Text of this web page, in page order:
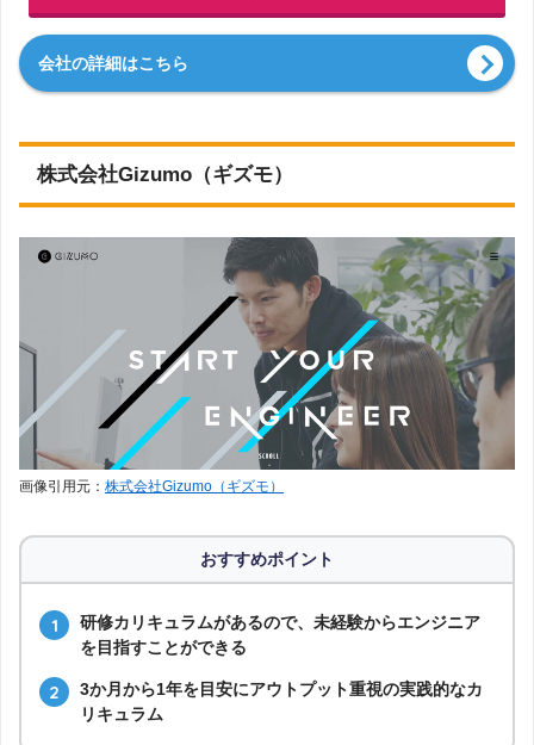
会社の詳細はこちら
株式会社Gizumo（ギズモ）
画像引用元： 株式会社Gizumo（ギズモ）
おすすめポイント
研修カリキュラムがあるので、未経験からエンジニア
を目指すことができる
3か月から1年を目安にアウトプット重視の実践的なカ
リキュラム